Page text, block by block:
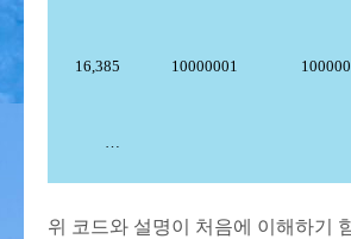
16,385 10000001
위 코드와 설명이 처음에 이해하기